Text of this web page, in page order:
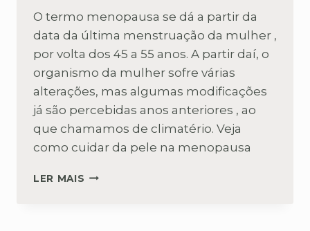
O termo menopausa se dá a partir da
data da última menstruação da mulher ,
por volta dos 45 a 55 anos. A partir daí, o
organismo da mulher sofre várias
alterações, mas algumas modificações
já são percebidas anos anteriores , ao
que chamamos de climatério. Veja
como cuidar da pele na menopausa
LER MAIS COMO